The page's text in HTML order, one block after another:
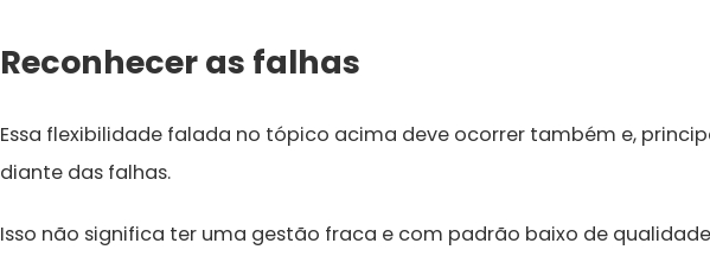
Reconhecer as falhas
Essa flexibilidade falada no tópico acima deve ocorrer também e,
diante das falhas.
Isso não significa ter uma gestão fraca e com padrão baixo de